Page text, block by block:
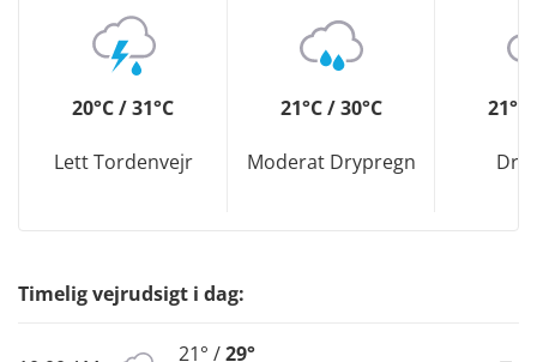
20°C / 31°C
Lett Tordenvejr
21°C / 30°C
Moderat Drypregn
21°C
Timelig vejrudsigt i dag:
21° /29°